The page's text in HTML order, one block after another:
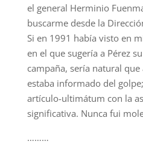
el general Herminio
buscarme desde la
Si en 1991 había visto en
en el que sugería a Pérez
campaña, sería natural
estaba informado del
artículo-ultimátum con la
significativa. Nunca fui
………